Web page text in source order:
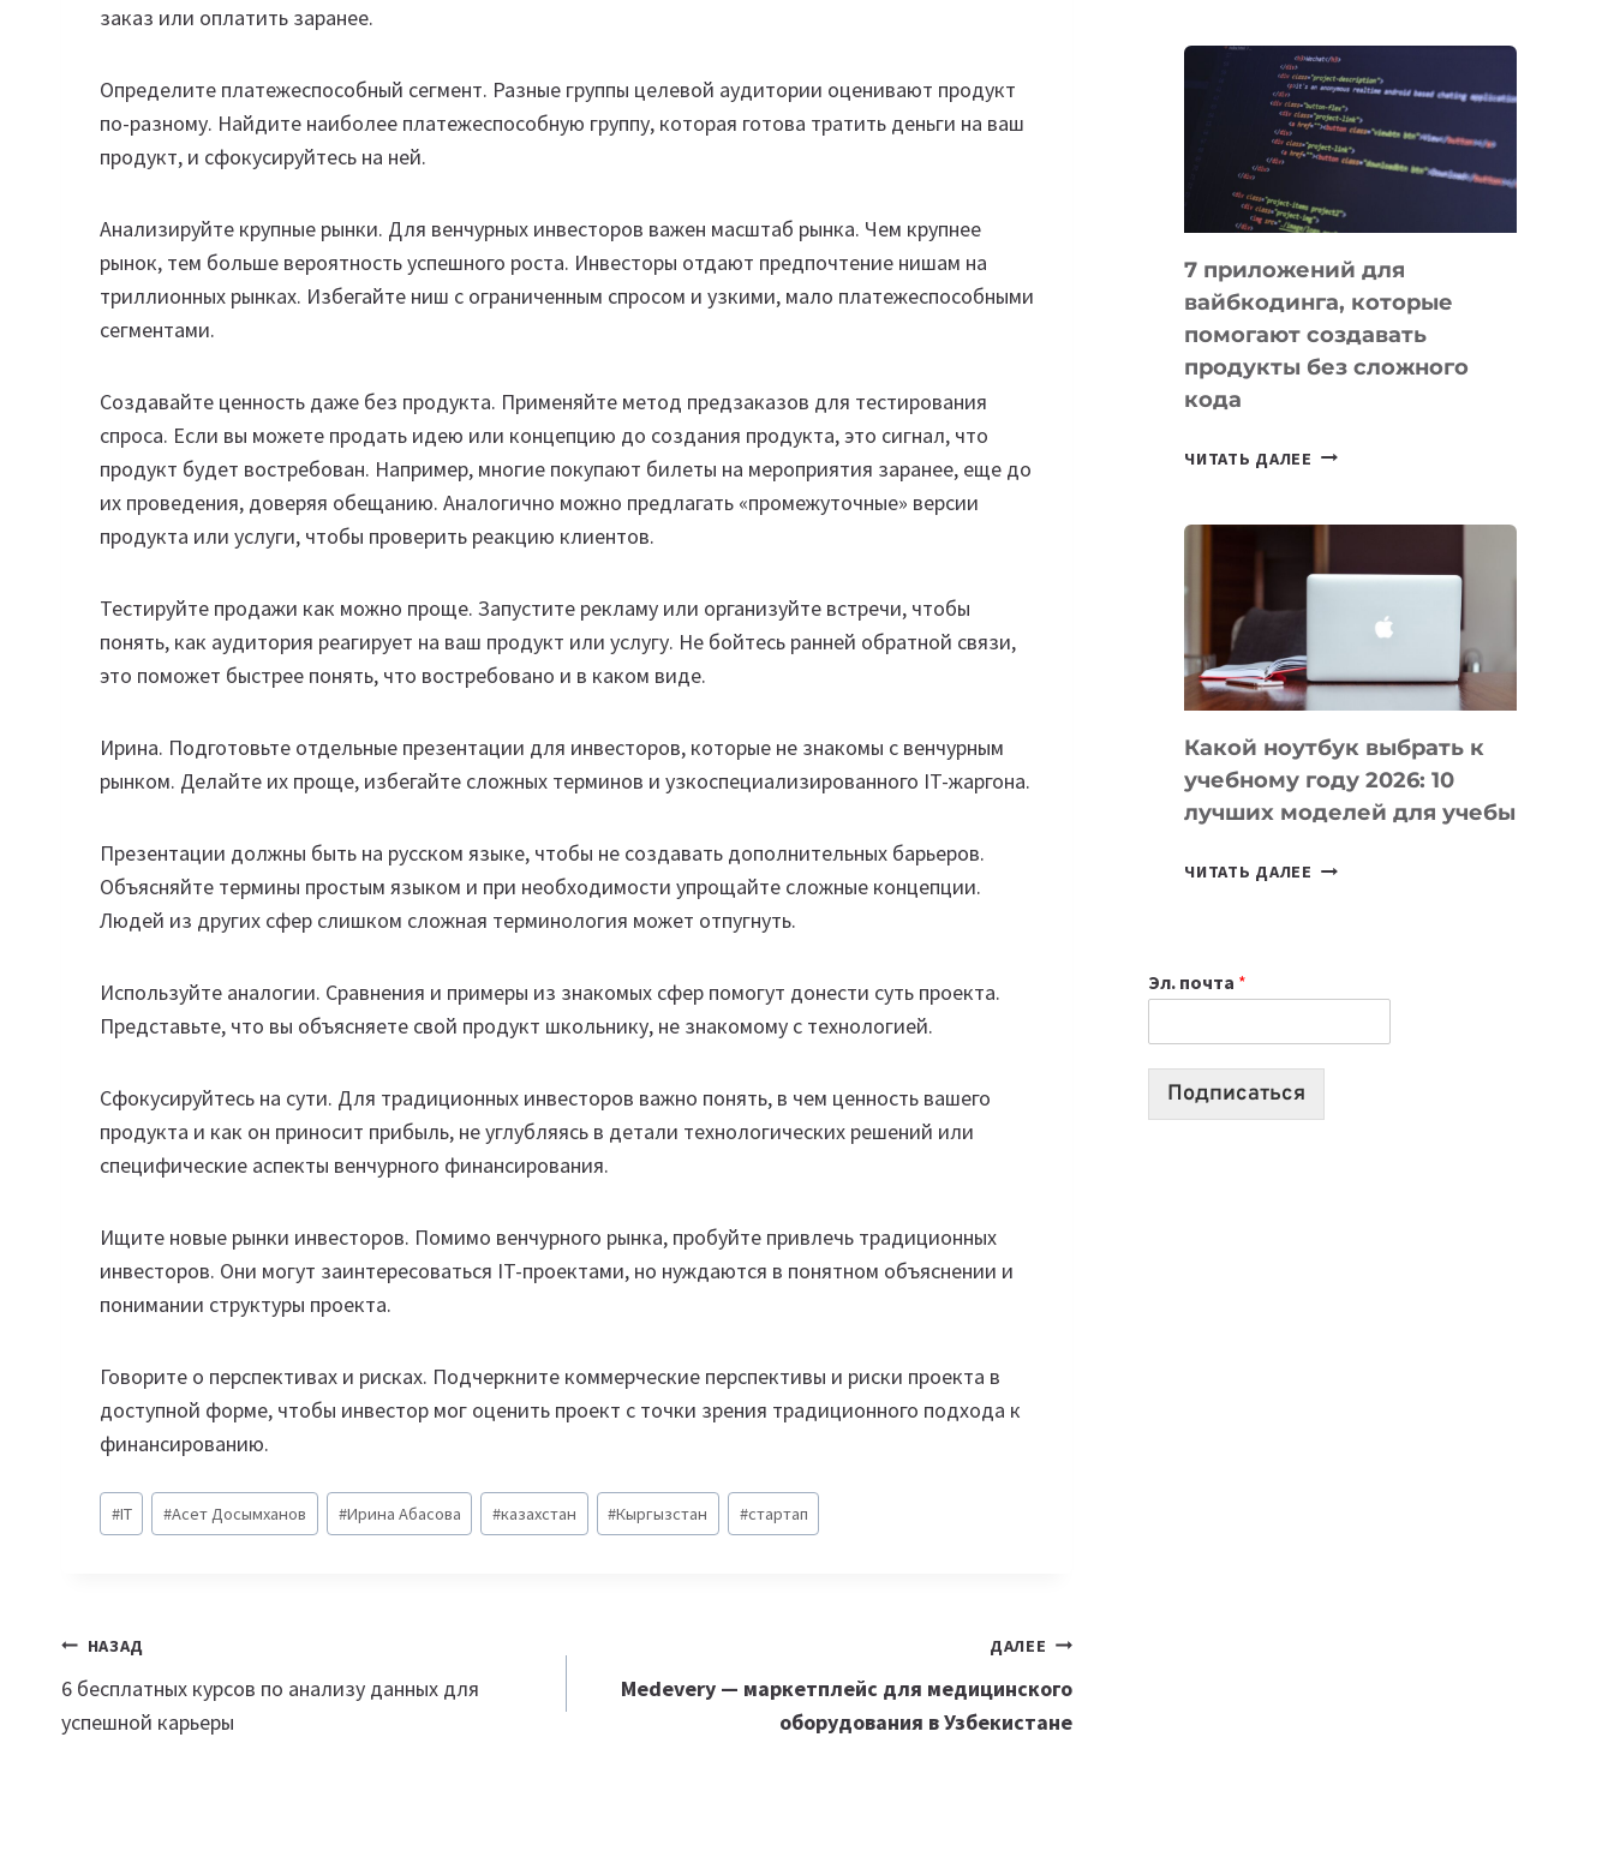
заказ или оплатить заранее.
Определите платежеспособный сегмент. Разные группы целевой аудитории оценивают продукт
по-разному. Найдите наиболее платежеспособную группу, которая готова тратить деньги на ваш
продукт, и сфокусируйтесь на ней.
Анализируйте крупные рынки. Для венчурных инвесторов важен масштаб рынка. Чем крупнее
рынок, тем больше вероятность успешного роста. Инвесторы отдают предпочтение нишам на
триллионных рынках. Избегайте ниш с ограниченным спросом и узкими, мало платежеспособными
сегментами.
Создавайте ценность даже без продукта. Применяйте метод предзаказов для тестирования
спроса. Если вы можете продать идею или концепцию до создания продукта, это сигнал, что
продукт будет востребован. Например, многие покупают билеты на мероприятия заранее, еще до
их проведения, доверяя обещанию. Аналогично можно предлагать «промежуточные» версии
продукта или услуги, чтобы проверить реакцию клиентов.
Тестируйте продажи как можно проще. Запустите рекламу или организуйте встречи, чтобы
понять, как аудитория реагирует на ваш продукт или услугу. Не бойтесь ранней обратной связи,
это поможет быстрее понять, что востребовано и в каком виде.
Ирина. Подготовьте отдельные презентации для инвесторов, которые не знакомы с венчурным
рынком. Делайте их проще, избегайте сложных терминов и узкоспециализированного IT-жаргона.
Презентации должны быть на русском языке, чтобы не создавать дополнительных барьеров.
Объясняйте термины простым языком и при необходимости упрощайте сложные концепции.
Людей из других сфер слишком сложная терминология может отпугнуть.
Используйте аналогии. Сравнения и примеры из знакомых сфер помогут донести суть проекта.
Представьте, что вы объясняете свой продукт школьнику, не знакомому с технологией.
Сфокусируйтесь на сути. Для традиционных инвесторов важно понять, в чем ценность вашего
продукта и как он приносит прибыль, не углубляясь в детали технологических решений или
специфические аспекты венчурного финансирования.
Ищите новые рынки инвесторов. Помимо венчурного рынка, пробуйте привлечь традиционных
инвесторов. Они могут заинтересоваться IT-проектами, но нуждаются в понятном объяснении и
понимании структуры проекта.
Говорите о перспективах и рисках. Подчеркните коммерческие перспективы и риски проекта в
доступной форме, чтобы инвестор мог оценить проект с точки зрения традиционного подхода к
финансированию.
Метки
записи:
#IT #Асет Досымханов #Ирина Абасова #казахстан #Кыргызстан #стартап
Навигация
по
НАЗАД
6 бесплатных курсов по анализу данных для
успешной карьеры
ДАЛЕЕ
Medevery — маркетплейс для медицинского
оборудования в Узбекистане
ПОЛЕЗНЫХ
ИНСТРУМЕНТОВ
ДЛЯ
РАБОТЫ
7 приложений для
вайбкодинга, которые
помогают создавать
продукты без сложного
кода
ЧИТАТЬ ДАЛЕЕ
КОТОРЫЕ
СОЗДАВАТЬ
БЕЗ
КОДА
Какой ноутбук выбрать к
учебному году 2026: 10
лучших моделей для учебы
ЧИТАТЬ ДАЛЕЕ КАКОЙ
2026:
10
Эл. почта *
Подписаться